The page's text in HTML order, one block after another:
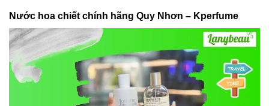
Nước hoa chiết chính hãng Quy Nhơn – Kperfume